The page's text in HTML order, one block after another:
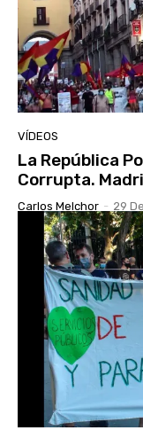
VÍDEOS
La República
Corrupta.
Carlos Melchor - 29